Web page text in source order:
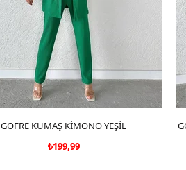
SEPETE EKLE
GOFRE KUMAŞ KİMONO YEŞİL
₺199,99